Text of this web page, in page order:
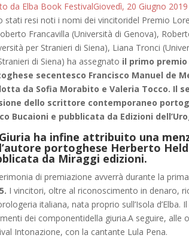
da Elba Book FestivalGiovedì, 20 Giugno 2019
stati resi noti i nomi dei vincitoridel Premio
Francavilla (Università di Genova),
per Stranieri di Siena), Liana Tronci
di Siena) ha assegnato il primo
secentesco Francisco Manuel de
da Sofia Morabito e Valeria Tocco. Il
dello scrittore contemporaneo
Bucaioni e pubblicata da Edizioni
ha infine attribuito una
portoghese Herberto
da Miraggi edizioni.
di premiazione avverrà durante la
I vincitori, oltre al riconoscimento in denaro,
italiana, nata proprio sull’Isola
dei componentidella giuria.A seguire,
Intonazione, con la cantante Lula Pena.